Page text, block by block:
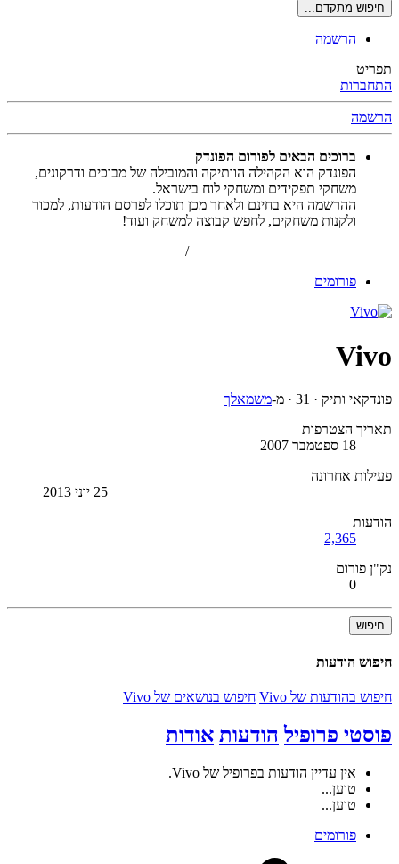
חיפוש מתקדם...
הרשמה
תפריט
התחברות
הרשמה
ברוכים הבאים לפורום הפונדק
הפונדק הוא הקהילה הוותיקה והמובילה של מבוכים ודרקונים,
משחקי תפקידים ומשחקי לוח בישראל.
ההרשמה היא בחינם ולאחר מכן תוכלו לפרסם הודעות, למכור
ולקנות משחקים, לחפש קבוצה למשחק ועוד!
/
פורומים
Vivo
פונדקאי ותיק ·
· מ-משמאלך
תאריך הצטרפות
18 ספטמבר 2007
פעילות אחרונה
25 יוני 2013
הודעות
2,365
נק"ן פורום
0
חיפוש
חיפוש הודעות
חיפוש בהודעות של Vivo חיפוש בנושאים של Vivo
פוסטי פרופיל הודעות אודות
אין עדיין הודעות בפרופיל של Vivo.
טוען...
טוען...
פורומים